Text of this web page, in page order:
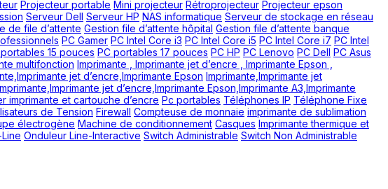
Projecteur portable Mini projecteur Rétroprojecteur Projecteur epson
Serveur Dell Serveur HP NAS informatique Serveur de stockage en réseau
de file d’attente Gestion file d’attente hôpital Gestion file d’attente banque
PC Gamer PC Intel Core i3 PC Intel Core i5 PC Intel Core i7 PC Intel
15 pouces PC portables 17 pouces PC HP PC Lenovo PC Dell PC Asus
multifonction Imprimante , Imprimante jet d’encre , Imprimante Epson ,
jet d’encre,Imprimante Epson Imprimante,Imprimante jet
jet d’encre,Imprimante Epson,Imprimante A3,Imprimante
imprimante et cartouche d’encre Pc portables Téléphones IP Téléphone Fixe
de Tension Firewall Compteuse de monnaie imprimante de sublimation
électrogène Machine de conditionnement Casques Imprimante thermique et
Onduleur Line-Interactive Switch Administrable Switch Non Administrable